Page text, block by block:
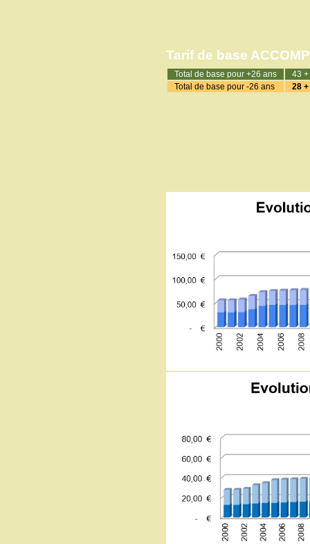
Tarif de base
Total de base pour +26 ans
43
Total de base pour -26 ans
28